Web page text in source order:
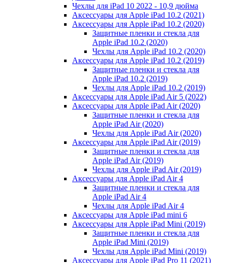
Чехлы для iPad 10 2022 - 10,9 дюйма
Аксессуары для Apple iPad 10.2 (2021)
Аксессуары для Apple iPad 10.2 (2020)
Защитные пленки и стекла для
Apple iPad 10.2 (2020)
Чехлы для Apple iPad 10.2 (2020)
Аксессуары для Apple iPad 10.2 (2019)
Защитные пленки и стекла для
Apple iPad 10.2 (2019)
Чехлы для Apple iPad 10.2 (2019)
Аксессуары для Apple iPad Air 5 (2022)
Аксессуары для Apple iPad Air (2020)
Защитные пленки и стекла для
Apple iPad Air (2020)
Чехлы для Apple iPad Air (2020)
Аксессуары для Apple iPad Air (2019)
Защитные пленки и стекла для
Apple iPad Air (2019)
Чехлы для Apple iPad Air (2019)
Аксессуары для Apple iPad Air 4
Защитные пленки и стекла для
Apple iPad Air 4
Чехлы для Apple iPad Air 4
Аксессуары для Apple iPad mini 6
Аксессуары для Apple iPad Mini (2019)
Защитные пленки и стекла для
Apple iPad Mini (2019)
Чехлы для Apple iPad Mini (2019)
Аксессуары для Apple iPad Pro 11 (2021)